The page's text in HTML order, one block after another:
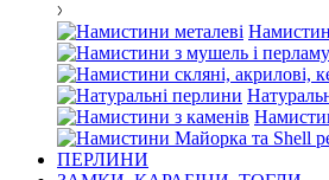
ПЕРЛИНИ